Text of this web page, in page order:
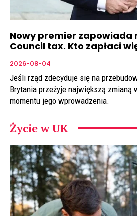
Nowy premier zapowiada
Council tax. Kto zapłaci
2026-08-04
Jeśli rząd zdecyduje się na
Brytania przeżyje największą zmianą
momentu jego wprowadzenia.
Życie w UK